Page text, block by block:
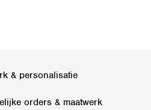
optie
gekozen
& personalisatie
orders & maatwerk